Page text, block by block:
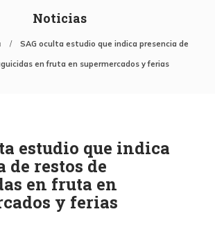
Noticias
SAG oculta estudio que indica presencia de
en fruta en supermercados y ferias
estudio que indica
de restos de
en fruta en
y ferias